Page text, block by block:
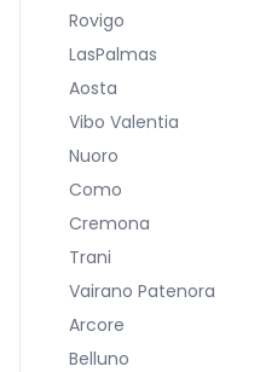
Rovigo
LasPalmas
Aosta
Vibo Valentia
Nuoro
Como
Cremona
Trani
Vairano Patenora
Arcore
Belluno